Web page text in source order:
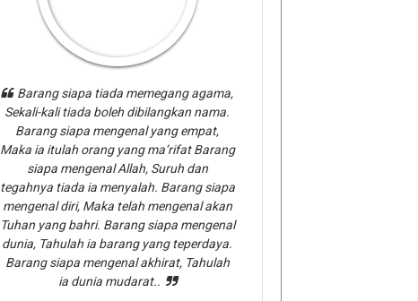
Barang siapa tiada memegang agama,
Sekali-kali tiada boleh dibilangkan nama.
Barang siapa mengenal yang empat,
Maka ia itulah orang yang ma’rifat Barang
siapa mengenal Allah, Suruh dan
tegahnya tiada ia menyalah. Barang siapa
mengenal diri, Maka telah mengenal akan
Tuhan yang bahri. Barang siapa mengenal
dunia, Tahulah ia barang yang teperdaya.
Barang siapa mengenal akhirat, Tahulah
ia dunia mudarat..